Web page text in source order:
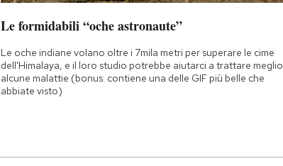
Le formidabili “oche astronaute”
Le oche indiane volano oltre i 7mila metri per superare le cime
dell'Himalaya, e il loro studio potrebbe aiutarci a trattare meglio
alcune malattie (bonus: contiene una delle GIF più belle che
abbiate visto)